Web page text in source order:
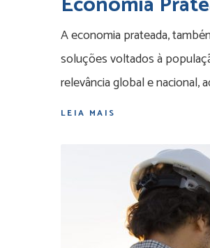
A economia prateada,
soluções voltados à
relevância global e nacional,
LEIA MAIS